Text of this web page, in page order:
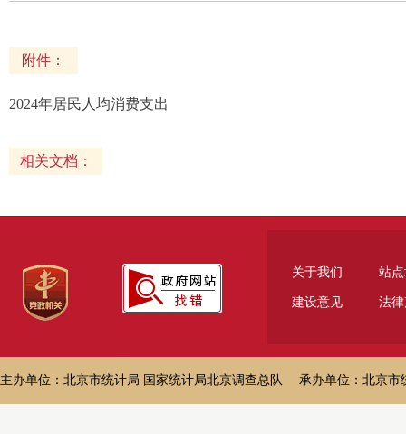
附件：
2024年居民人均消费支出
相关文档：
关于我们 站
建设意见 法
主办单位：北京市统计局 国家统计局北京调查总队 承办单位：北京市